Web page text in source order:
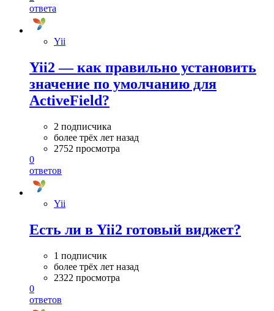
ответа
Yii
Yii2 — как правильно установить
значение по умолчанию для
ActiveField?
2 подписчика
более трёх лет назад
2752 просмотра
0
ответов
Yii
Есть ли в Yii2 готовый виджет?
1 подписчик
более трёх лет назад
2322 просмотра
0
ответов